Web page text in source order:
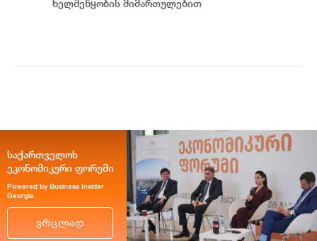
რეგიონული ჰაბის ამბიციას
ხელშეწყობის მიმართულებით
საქართველოს
ეკონომიკური ფორუმი
Powered by Business Insider
Georgia
ვრცლად